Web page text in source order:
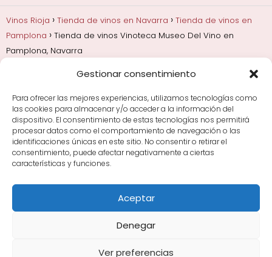
Gestionar consentimiento
Para ofrecer las mejores experiencias, utilizamos tecnologías como
las cookies para almacenar y/o acceder a la información del
dispositivo. El consentimiento de estas tecnologías nos permitirá
procesar datos como el comportamiento de navegación o las
identificaciones únicas en este sitio. No consentir o retirar el
consentimiento, puede afectar negativamente a ciertas
características y funciones.
Aceptar
Denegar
Ver preferencias
Vinos Rioja Tienda de vinos en Navarra
Tienda de vinos en
Pamplona
Tienda de vinos Vinoteca Museo Del Vino en
Pamplona, Navarra
Añadas, crianza y guarda
Bodegas y marcas de
Comprar vino
Rioja y guías de regalo
Cultura del vino y
curiosidades
Enoturismo en Rioja
Maridajes y vino en la mesa
Tiendas de vino por
ciudades
Tipos de Rioja y clasificación
bodegas por área
|Política de Cookies